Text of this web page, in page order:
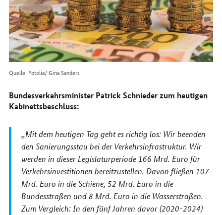
Quelle: Fotolia/ Gina Sanders
Bundesverkehrsminister Patrick Schnieder zum heutigen
Kabinettsbeschluss:
Mit dem heutigen Tag geht es richtig los: Wir beenden
den Sanierungsstau bei der Verkehrsinfrastruktur. Wir
werden in dieser Legislaturperiode 166 Mrd. Euro für
Verkehrsinvestitionen bereitzustellen. Davon fließen 107
Mrd. Euro in die Schiene, 52 Mrd. Euro in die
Bundesstraßen und 8 Mrd. Euro in die Wasserstraßen.
Zum Vergleich: In den fünf Jahren davor (2020-2024)